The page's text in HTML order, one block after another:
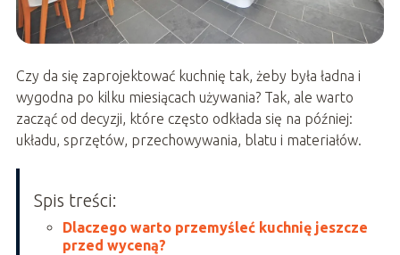
Czy da się zaprojektować kuchnię tak, żeby była ładna i
wygodna po kilku miesiącach używania? Tak, ale warto
zacząć od decyzji, które często odkłada się na później:
układu, sprzętów, przechowywania, blatu i materiałów.
Spis treści:
Dlaczego warto przemyśleć kuchnię jeszcze
przed wyceną?